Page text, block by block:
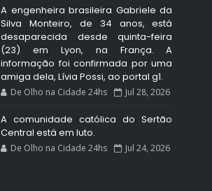
A engenheira brasileira Gabriele da
Silva Monteiro, de 34 anos, está
desaparecida desde quinta-feira
(23) em Lyon, na França. A
informação foi confirmada por uma
amiga dela, Lívia Possi, ao portal g1.
De Olho na Cidade 24hs Jul 28, 2026
A comunidade católica do Sertão
Central está em luto.
De Olho na Cidade 24hs Jul 24, 2026